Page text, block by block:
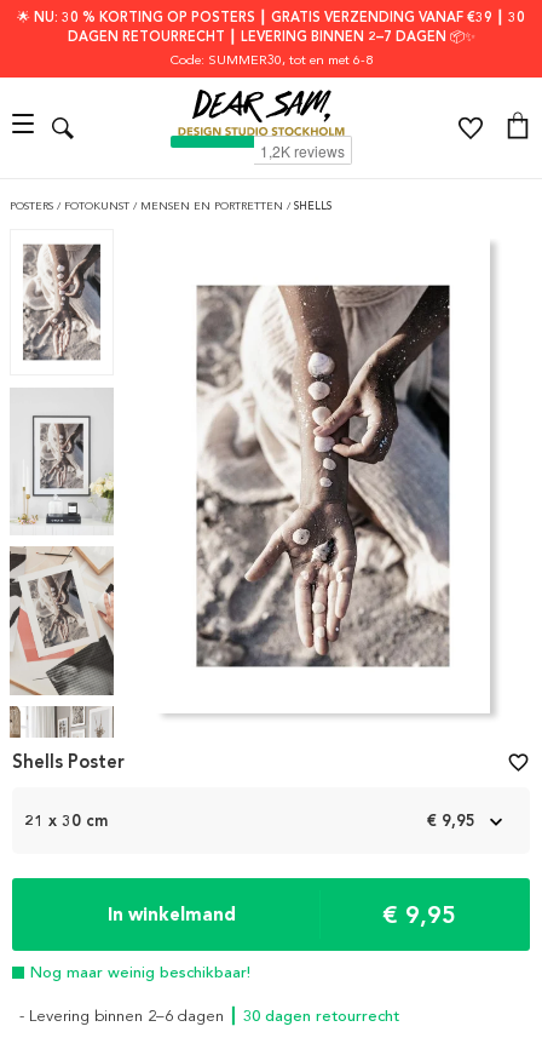
🌟 NU: 30 % KORTING OP POSTERS ┃ GRATIS VERZENDING VANAF €39 ┃ 30
DAGEN RETOURRECHT ┃ LEVERING BINNEN 2–7 DAGEN 📦✨
Code: SUMMER30, tot en met 6-8
POSTERS / FOTOKUNST / MENSEN EN PORTRETTEN / SHELLS
Item
1
21 x 30 cm € 9,95
In winkelmand € 9,95
Nog maar weinig beschikbaar!
- Levering binnen 2–6 dagen ┃ 30 dagen retourrecht
Shells Poster favorite_border